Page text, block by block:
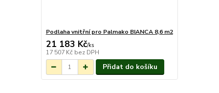
Podlaha vnitřní pro Palmako BIANCA 8,6 m2
21 183 Kč/ks
17 507 Kč bez DPH
Přidat do košíku